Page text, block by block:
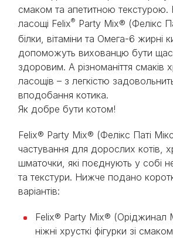
смаком та апетитною текстурою.
ласощі Felix® Party Mix® (Фелікс
білки, вітаміни та Омега-6 жирні
допоможуть вихованцю бути
здоровим. А різноманіття смаків
ласощів – з легкістю
вподобання котика.​​
Як добре бути котом!
Felix® Party Mix® (Фелікс Паті
частування для дорослих котів,
шматочки, які поєднують у собі
та текстури. Нижче подано
варіантів:
Felix® Party Mix® (Оріджинал
ніжні хрусткі фігурки зі